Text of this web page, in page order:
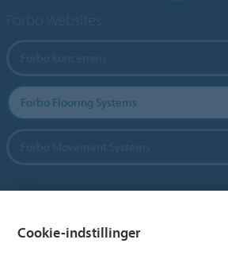
Forbo Flooring Systems
Cookie-indstillinger